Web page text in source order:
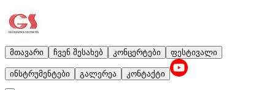
მთავარი ჩვენ შესახებ კონცერტები ფესტივალი
ინსტრუმენტები გალერეა კონტაქტი